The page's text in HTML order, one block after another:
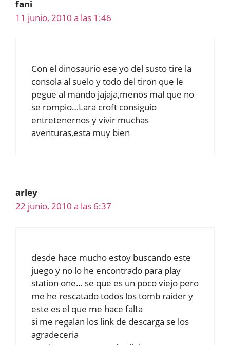
fani
11 junio, 2010 a las 1:46
Con el dinosaurio ese yo del susto tire la
consola al suelo y todo del tiron que le
pegue al mando jajaja,menos mal que no
se rompio…Lara croft consiguio
entretenernos y vivir muchas
aventuras,esta muy bien
arley
22 junio, 2010 a las 6:37
desde hace mucho estoy buscando este
juego y no lo he encontrado para play
station one… se que es un poco viejo pero
me he rescatado todos los tomb raider y
este es el que me hace falta
si me regalan los link de descarga se los
agradeceria